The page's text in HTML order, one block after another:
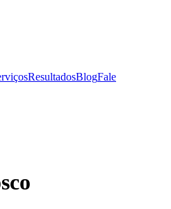
ResultadosBlogFale